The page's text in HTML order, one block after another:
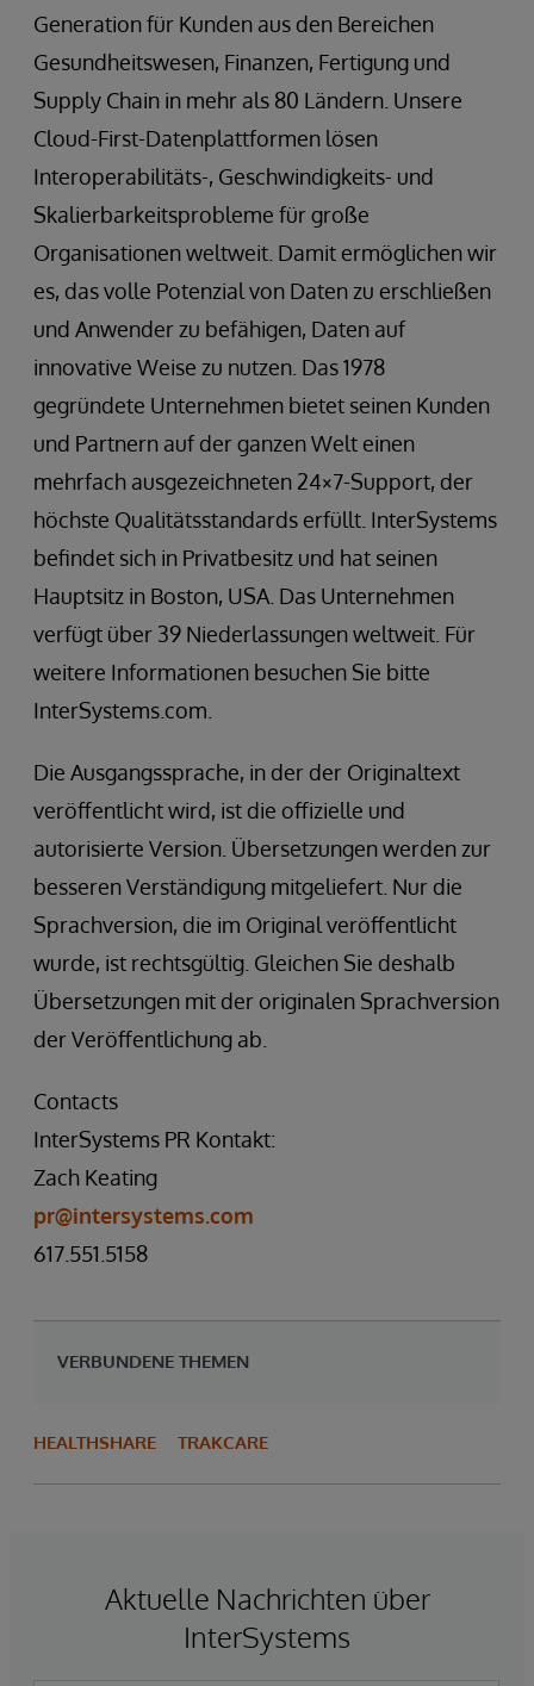
Generation für Kunden aus den Bereichen
Gesundheitswesen, Finanzen, Fertigung und
Supply Chain in mehr als 80 Ländern. Unsere
Cloud-First-Datenplattformen lösen
Interoperabilitäts-, Geschwindigkeits- und
Skalierbarkeitsprobleme für große
Organisationen weltweit. Damit ermöglichen wir
es, das volle Potenzial von Daten zu erschließen
und Anwender zu befähigen, Daten auf
innovative Weise zu nutzen. Das 1978
gegründete Unternehmen bietet seinen Kunden
und Partnern auf der ganzen Welt einen
mehrfach ausgezeichneten 24×7-Support, der
höchste Qualitätsstandards erfüllt. InterSystems
befindet sich in Privatbesitz und hat seinen
Hauptsitz in Boston, USA. Das Unternehmen
verfügt über 39 Niederlassungen weltweit. Für
weitere Informationen besuchen Sie bitte
InterSystems.com.
Die Ausgangssprache, in der der Originaltext
veröffentlicht wird, ist die offizielle und
autorisierte Version. Übersetzungen werden zur
besseren Verständigung mitgeliefert. Nur die
Sprachversion, die im Original veröffentlicht
wurde, ist rechtsgültig. Gleichen Sie deshalb
Übersetzungen mit der originalen Sprachversion
der Veröffentlichung ab.
Contacts
InterSystems PR Kontakt:
Zach Keating
pr@intersystems.com
617.551.5158
VERBUNDENE THEMEN
HEALTHSHARE TRAKCARE
Aktuelle Nachrichten über
InterSystems